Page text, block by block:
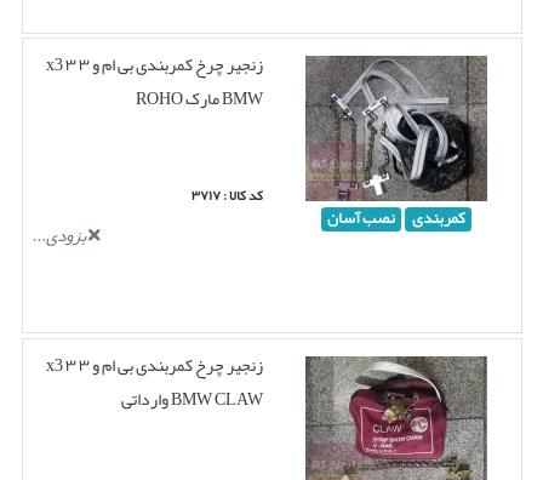
کمربندی نصب آسان
زنجیر چرخ کمربندی بی ام و ۳ ۳ x3
BMW مارک ROHO
کد کالا : ۳۷۱۷
بزودی...
زنجیر چرخ کمربندی بی ام و ۳ ۳ x3
BMW CLAW وارداتی